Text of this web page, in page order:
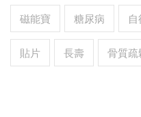
磁能寶 糖尿病
貼片 長壽 骨質疏